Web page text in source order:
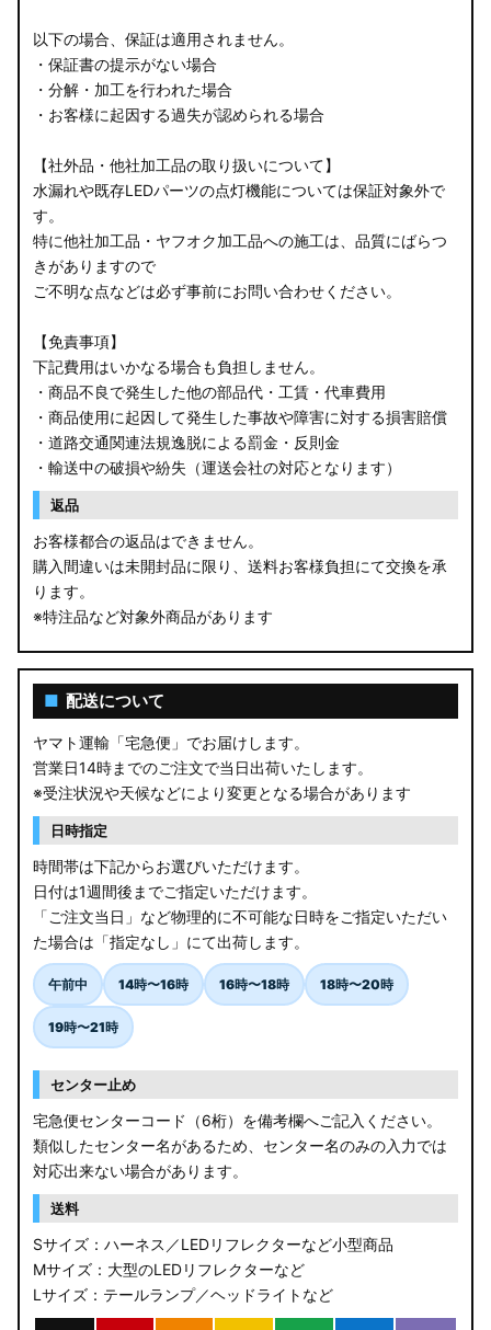
以下の場合、保証は適用されません。
・保証書の提示がない場合
・分解・加工を行われた場合
・お客様に起因する過失が認められる場合
【社外品・他社加工品の取り扱いについて】
水漏れや既存LEDパーツの点灯機能については保証対象外で
す。
特に他社加工品・ヤフオク加工品への施工は、品質にばらつ
きがありますので
ご不明な点などは必ず事前にお問い合わせください。
【免責事項】
下記費用はいかなる場合も負担しません。
・商品不良で発生した他の部品代・工賃・代車費用
・商品使用に起因して発生した事故や障害に対する損害賠償
・道路交通関連法規逸脱による罰金・反則金
・輸送中の破損や紛失（運送会社の対応となります）
返品
お客様都合の返品はできません。
購入間違いは未開封品に限り、送料お客様負担にて交換を承
ります。
※特注品など対象外商品があります
■ 配送について
ヤマト運輸「宅急便」でお届けします。
営業日14時までのご注文で当日出荷いたします。
※受注状況や天候などにより変更となる場合があります
日時指定
時間帯は下記からお選びいただけます。
日付は1週間後までご指定いただけます。
「ご注文当日」など物理的に不可能な日時をご指定いただい
た場合は「指定なし」にて出荷します。
午前中 14時〜16時 16時〜18時 18時〜20時
19時〜21時
センター止め
宅急便センターコード（6桁）を備考欄へご記入ください。
類似したセンター名があるため、センター名のみの入力では
対応出来ない場合があります。
送料
Sサイズ：ハーネス／LEDリフレクターなど小型商品
Mサイズ：大型のLEDリフレクターなど
Lサイズ：テールランプ／ヘッドライトなど